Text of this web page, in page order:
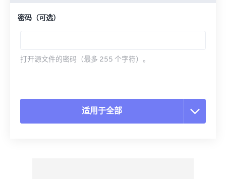
密码（可选）
打开源文件的密码（最多 255 个字符）。
适用于全部